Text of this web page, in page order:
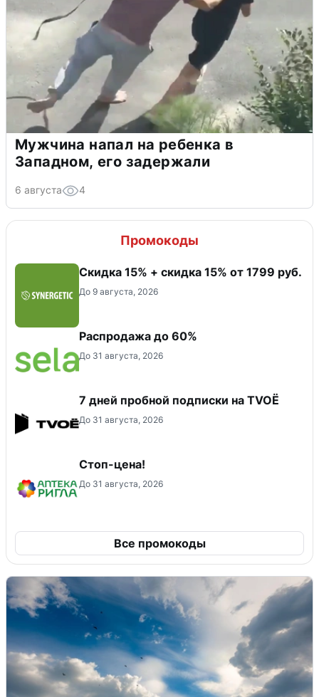
Мужчина напал на ребенка в
Западном, его задержали
6 августа 4
Промокоды
Скидка 15% + скидка 15% от 1799 руб.
До 9 августа, 2026
Распродажа до 60%
До 31 августа, 2026
7 дней пробной подписки на TVOЁ
До 31 августа, 2026
Стоп-цена!
До 31 августа, 2026
Все промокоды